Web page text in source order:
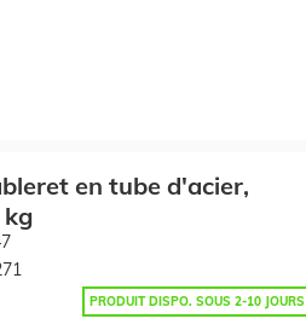
en tube d'acier,
kg
PRODUIT DISPO. SOUS 2-10 JOURS